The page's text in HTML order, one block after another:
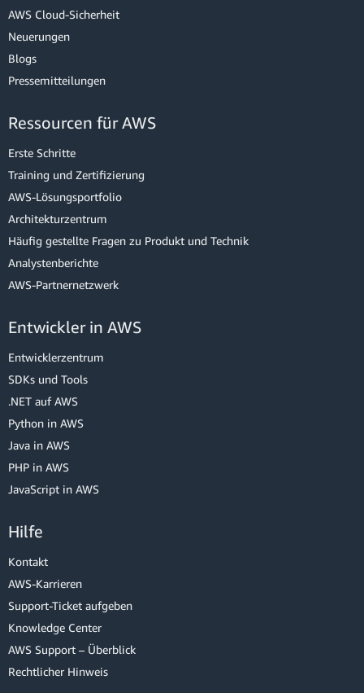
AWS Cloud-Sicherheit
Neuerungen
Blogs
Pressemitteilungen
Ressourcen für AWS
Erste Schritte
Training und Zertifizierung
AWS-Lösungsportfolio
Architekturzentrum
Häufig gestellte Fragen zu Produkt und Technik
Analystenberichte
AWS-Partnernetzwerk
Entwickler in AWS
Entwicklerzentrum
SDKs und Tools
.NET auf AWS
Python in AWS
Java in AWS
PHP in AWS
JavaScript in AWS
Hilfe
Kontakt
AWS-Karrieren
Support-Ticket aufgeben
Knowledge Center
AWS Support – Überblick
Rechtlicher Hinweis